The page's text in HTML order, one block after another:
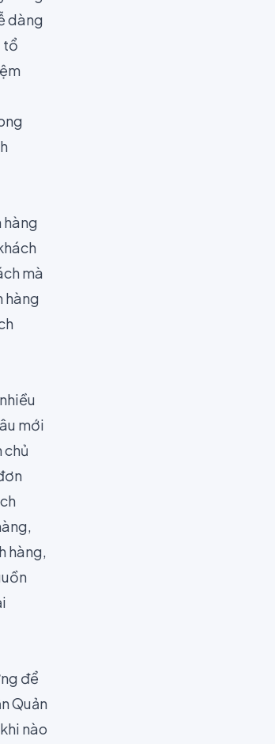
dàng
tổ
hàng
mà
hàng
mới
chủ
hàng,
để
Quản
nào